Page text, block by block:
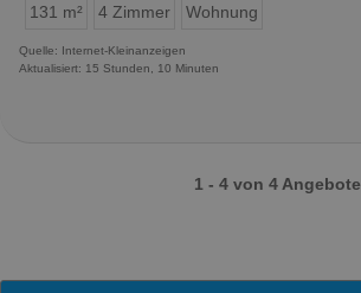
131 m²
4 Zimmer Wohnung
Quelle: Internet-Kleinanzeigen
Aktualisiert: 15 Stunden, 10 Minuten
1 - 4 von 4 Angebote